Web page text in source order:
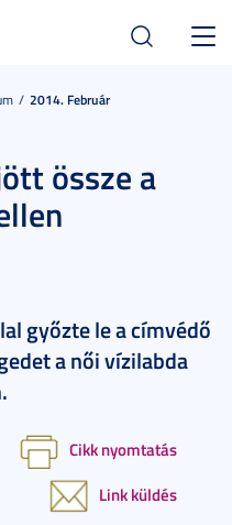
2014. Február
össze a
győzte le a címvédő
a női vízilabda
Cikk nyomtatás
Link küldés